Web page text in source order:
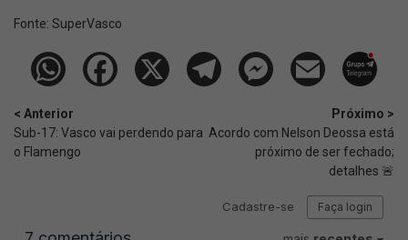
Fonte: SuperVasco‎‎‎‎‎‎
< Anterior
Sub-17: Vasco vai perdendo para
o Flamengo
Próximo >
Acordo com Nelson Deossa está
próximo de ser fechado;
detalhes 🚨